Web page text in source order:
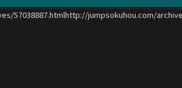
57038887.htmlhttp://jumpsokuhou.com/